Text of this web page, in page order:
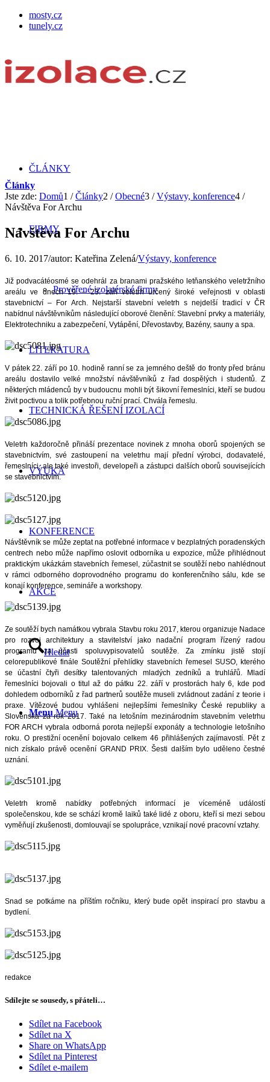
mosty.cz
tunely.cz
ČLÁNKY
FIRMY
Prověřené izolatérské firmy
LITERATURA
TECHNICKÁ ŘEŠENÍ IZOLACÍ
VÝUKA
KONFERENCE
AKCE
Hledat
Menu Menu
Články
Jste zde: Domů1 / Články2 / Obecné3 / Výstavy, konference4 /
Návštěva For Archu
Návštěva For Archu
6. 10. 2017/autor: Kateřina Zelená/Výstavy, konference
Již podvacátéosmé se odehrál za branami pražského letňanského veletržního
areálu ve dnech 19. – 23. září veletrh určený široké veřejnosti v oblasti
stavebnictví – For Arch. Nejstarší stavební veletrh s nejdelší tradicí v ČR
nabídnul návštěvníkům následující oborové členění: Stavební prvky a materiály,
Elektrotechniku a zabezpečení, Vytápění, Dřevostavby, Bazény, sauny a spa.
V pátek 22. září po 10. hodině ranní se za jemného deště do fronty před bránu
areálu dostavilo velké množství návštěvníků z řad dospělých i studentů. Z
některých mládenců by v budoucnu mohli být šikovní řemeslníci, kteří se budou
živit poctivou a tolik potřebnou ruční prací. Chvála řemeslu.
Veletrh každoročně přináší prezentace novinek z mnoha oborů spojených se
stavebnictvím, své zastoupení na veletrhu mají přední výrobci, dodavatelé,
řemeslníci, ale také investoři, developeři a zástupci dalších oborů souvisejících
se stavebnictvím.
Návštěvník se může zeptat na potřebné informace v bezplatných poradenských
centrech nebo může napřímo oslovit odborníka u expozice, může přihlédnout
praktickým ukázkám stavebních řemesel, zúčastnit se soutěží nebo nahlédnout
v rámci odborného doprovodného programu do konferenčního sálu, kde se
konají konference, semináře a workshopy.
Ze soutěží bych namátkou vybrala Stavbu roku 2017, kterou organizuje Nadace
pro rozvoj architektury a stavitelství jako nadační program řízený radou
programu za účasti spoluvypisovatelů soutěže. Za zmínku jistě stojí
celorepublikové finále Soutěžní přehlídky stavebních řemesel SUSO, kterého
se účastní čtyři desítky talentovaných mladých zedníků a truhlářů. Mladí
řemeslníci bojovali o titul až do pátku 22. září v prostorách haly 6, kde pod
dohledem odborníků z řad partnerů soutěže museli zvládnout zadání z teorie i
praxe. Vítězové budou vyhlášeni nejlepšími řemeslníky České republiky a
Slovenska za rok 2017. Také na letošním mezinárodním stavebním veletrhu
FOR ARCH vybrala odborná porota nejlepší exponáty a technologie letošního
roku. O prestižní ocenění bojovalo celkem 46 přihlášených zajímavostí. Pět z
nich získalo právě ocenění GRAND PRIX. Šesti dalším bylo uděleno čestné
uznání.
Veletrh kromě nabídky potřebných informací je víceméně událostí
společenskou, kde se schází kromě laiků také lidé z oboru, kteří si mezi sebou
vyměňují zkušenosti, domlouvají se spolupráce, vznikají nové pracovní vztahy.
Snad se potkáme na příštím ročníku, který bude opět inspirací pro stavbu a
bydlení.
redakce
Sdílejte se sousedy, s přáteli…
Sdílet na Facebook
Sdílet na X
Share on WhatsApp
Sdílet na Pinterest
Sdílet e-mailem